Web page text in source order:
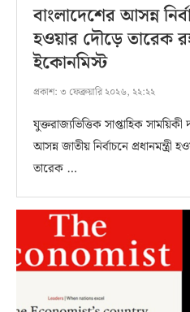
বাংলাদেশের আসন্ন
হওয়ার দৌড়ে তারেক
ইকোনমিস্ট
প্রকাশ: ৩ ফেব্রুয়ারি ২০২৬, ২২:২২
যুক্তরাজ্যভিত্তিক সাপ্তাহিক
আসন্ন জাতীয় নির্বাচনে প্রধানমন্ত্রী
তারেক …